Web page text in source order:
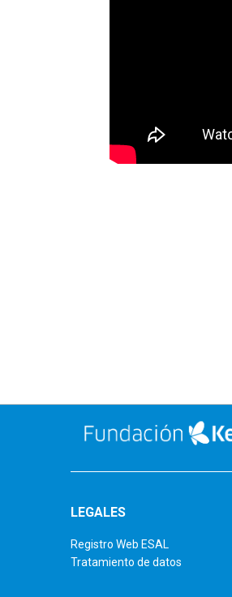
LEGALES
Registro Web ESAL
Tratamiento de datos